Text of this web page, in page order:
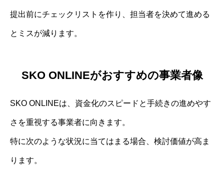
提出前にチェックリストを作り、担当者を決めて進める
とミスが減ります。
SKO ONLINEがおすすめの事業者像
SKO ONLINEは、資金化のスピードと手続きの進めやす
さを重視する事業者に向きます。
特に次のような状況に当てはまる場合、検討価値が高ま
ります。